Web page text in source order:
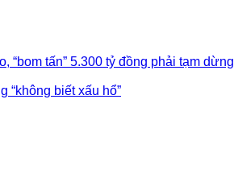
“bom tấn” 5.300 tỷ đồng phải tạm dừng
“không biết xấu hổ”